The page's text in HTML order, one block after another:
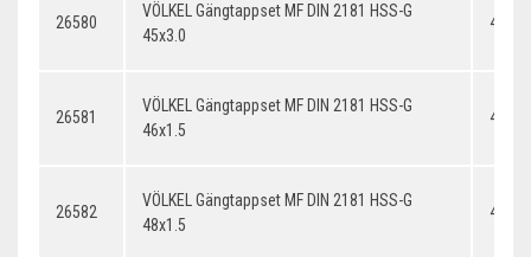
26580
VÖLKEL Gängtappset MF DIN 2181 HSS-G
45x3.0
26581
VÖLKEL Gängtappset MF DIN 2181 HSS-G
46x1.5
26582
VÖLKEL Gängtappset MF DIN 2181 HSS-G
48x1.5